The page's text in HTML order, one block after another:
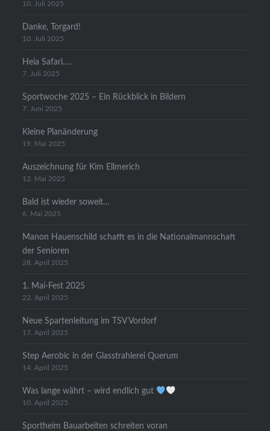
10. Juli 2025
Danke, Torgard!
10. Juli 2025
Heia Safari….
7. Juli 2025
Sportwoche 2025 – Ein Rückblick in Bildern
7. Juni 2025
Kleine Planänderung
19. Mai 2025
Auszeichnung für Kim Ellmerich
12. Mai 2025
Bald ist wieder soweit…
6. Mai 2025
Manon Hauenschild schafft es in die Nationalmannschaft
der Senioren
28. April 2025
1. Mai-Fest 2025
22. April 2025
Neue Spartenleitung im TSV Vordorf
17. April 2025
Step Aerobic in der Glasstrahlerei Querum
14. April 2025
Was lange währt – wird endlich gut
10. April 2025
Sportheim Bauarbeiten schreiten voran